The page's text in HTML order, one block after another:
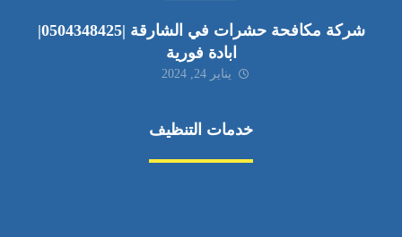
شركة مكافحة حشرات في الشارقة |0504348425|
ابادة فورية
يناير 24, 2024
خدمات التنظيف